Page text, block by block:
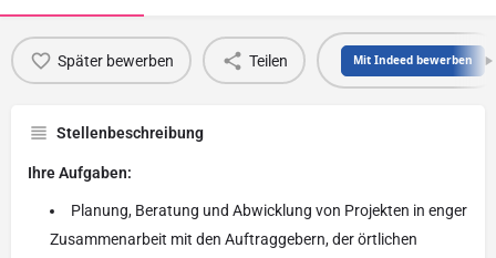
Später bewerben Teilen Mit Indeed bewerben
Stellenbeschreibung
Ihre Aufgaben:
Planung, Beratung und Abwicklung von Projekten in enger
Zusammenarbeit mit den Auftraggebern, der örtlichen